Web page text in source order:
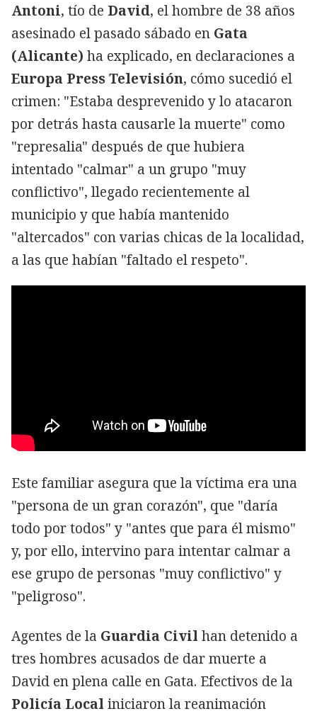
Antoni, tío de David, el hombre de 38 años
asesinado el pasado sábado en Gata
(Alicante) ha explicado, en declaraciones a
Europa Press Televisión, cómo sucedió el
crimen: "Estaba desprevenido y lo atacaron
por detrás hasta causarle la muerte" como
"represalia" después de que hubiera
intentado "calmar" a un grupo "muy
conflictivo", llegado recientemente al
municipio y que había mantenido
"altercados" con varias chicas de la localidad,
a las que habían "faltado el respeto".
Este familiar asegura que la víctima era una
"persona de un gran corazón", que "daría
todo por todos" y "antes que para él mismo"
y, por ello, intervino para intentar calmar a
ese grupo de personas "muy conflictivo" y
"peligroso".
Agentes de la Guardia Civil han detenido a
tres hombres acusados de dar muerte a
David en plena calle en Gata. Efectivos de la
Policía Local iniciaron la reanimación